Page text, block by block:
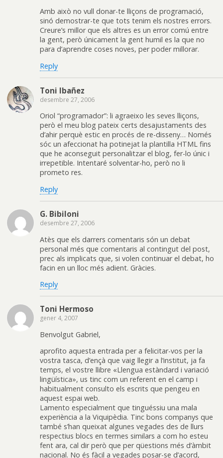
Amb això no vull donar-te lliçons de programació,
sinó demostrar-te que tots tenim els nostres errors.
Creure’s millor que els altres es un error comú entre
la gent, però únicament la gent humil es la que no
para d’aprendre coses noves, per poder millorar.
Reply
Toni Ibañez
desembre 27, 2006
Oriol “programador”: li agraeixo les seves lliçons,
però el meu blog pateix certs desajustaments des
d’ahir perquè estic en procés de re-disseny… Només
sóc un afeccionat ha potinejat la plantilla HTML fins
que he aconseguit personalitzar el blog, fer-lo únic i
irrepetible. Intentaré solventar-ho, però no li
prometo res.
Reply
G. Bibiloni
desembre 27, 2006
Atès que els darrers comentaris són un debat
personal més que comentaris al contingut del post,
prec als implicats que, si volen continuar el debat, ho
facin en un lloc més adient. Gràcies.
Reply
Toni Hermoso
gener 4, 2007
Benvolgut Gabriel,
aprofito aquesta entrada per a felicitar-vos per la
vostra tasca, d’ençà que vaig llegir a l’institut, ja fa
temps, el vostre llibre «Llengua estàndard i variació
lingüística», us tinc com un referent en el camp i
habitualment consulto els escrits que pengeu en
aquest espai web.
Lamento especialment que tinguéssiu una mala
experiència a la Viquipèdia. Tinc bons companys que
també s’han queixat algunes vegades des de llurs
respectius blocs en termes similars a com ho esteu
fent ara, cal dir però que per qüestions més d’àmbit
nacional. No és fàcil a vegades posar-se d’acord,